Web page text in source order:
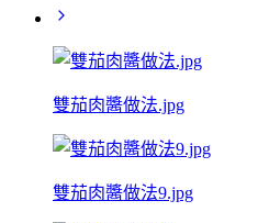
雙茄肉醬做法.jpg
雙茄肉醬做法9.jpg